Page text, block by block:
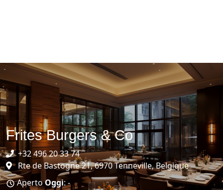
Frites Burgers & Co
+32 496 20 33 74
Rte de Bastogne 21, 6970 Tenneville, Belgique
ApertoOggi: -